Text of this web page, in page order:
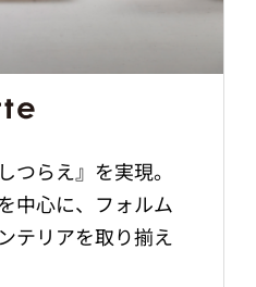
つらえ』を実現。
中心に、フォルム
テリアを取り揃え